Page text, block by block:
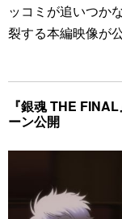
ッコミが追いつか
裂する本編映像が
『銀魂 THE
ーン公開